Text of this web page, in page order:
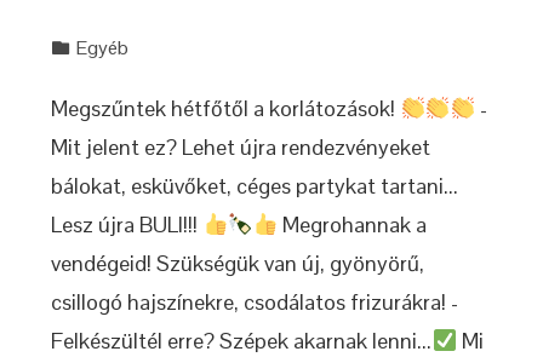
Egyéb
Megszűntek hétfőtől a korlátozások!
-
Mit jelent ez? Lehet újra rendezvényeket
bálokat, esküvőket, céges partykat tartani...
Lesz újra BULI!!!
Megrohannak a
vendégeid! Szükségük van új, gyönyörű,
csillogó hajszínekre, csodálatos frizurákra! -
Felkészültél erre? Szépek akarnak lenni...
Mi